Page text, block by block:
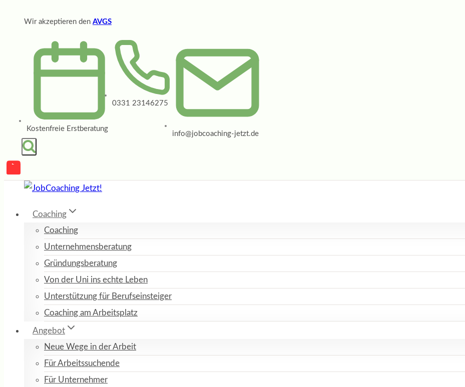
Wir akzeptieren den AVGS
Kostenfreie Erstberatung
0331 23146275
info@jobcoaching-jetzt.de
Coaching
Coaching
Unternehmensberatung
Gründungsberatung
Von der Uni ins echte Leben
Unterstützung für Berufseinsteiger
Coaching am Arbeitsplatz
Angebot
Neue Wege in der Arbeit
Für Arbeitssuchende
Für Unternehmer